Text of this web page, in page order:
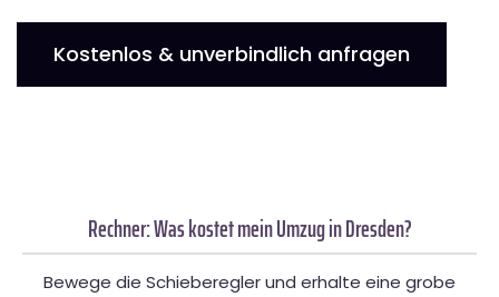
Kostenlos & unverbindlich anfragen
Rechner: Was kostet mein Umzug in Dresden?
Bewege die Schieberegler und erhalte eine grobe